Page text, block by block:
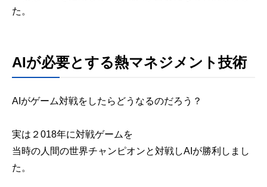
た。
AIが必要とする熱マネジメント技術
AIがゲーム対戦をしたらどうなるのだろう？
実は２018年に対戦ゲームを
当時の人間の世界チャンピオンと対戦しAIが勝利しまし
た。